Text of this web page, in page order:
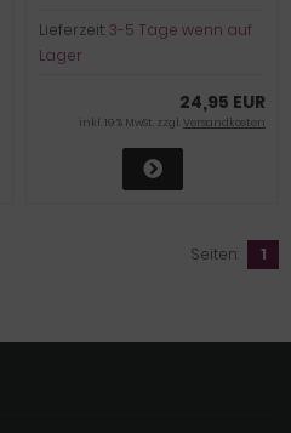
Lieferzeit:3-5 Tage wenn auf
Lager
24,95 EUR
inkl. 19 % MwSt. zzgl.Versandkosten
Seiten: 1